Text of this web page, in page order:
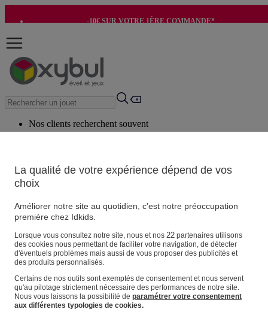
-10€ SUR VOTRE 1ÈRE COMMANDE*
Nos clients recherchent souvent
Conseils suggérés
Produits suggérés
Vos informations personnelles
Suivre une commande
Magasin
Panier
Favoris
La qualité de votre expérience dépend de vos
choix
Améliorer notre site au quotidien, c'est notre préoccupation
première chez Idkids.
Lorsque vous consultez notre site, nous et nos 22partenaires utilisons
des cookies nous permettant de faciliter votre navigation, de détecter
d'éventuels problèmes mais aussi de vous proposer des publicités et
des produits personnalisés.
Certains de nos outils sont exemptés de consentement et nous servent
qu'au pilotage strictement nécessaire des performances de notre site.
Nous vous laissons la possibilité de paramétrer votre consentement
aux différentes typologies de cookies.